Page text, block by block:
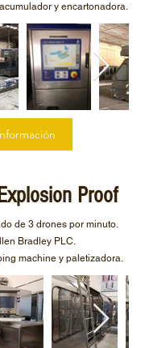
y encartonadora.
Proof
de 3 drones por minuto.
Bradley PLC.
machine y paletizadora.